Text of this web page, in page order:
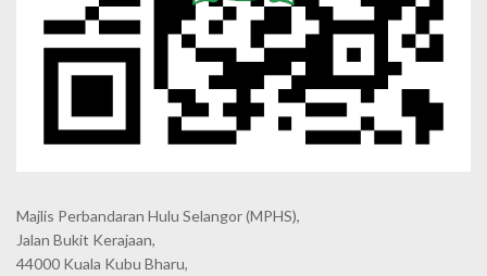
Majlis Perbandaran Hulu Selangor (MPHS),
Jalan Bukit Kerajaan,
44000 Kuala Kubu Bharu,